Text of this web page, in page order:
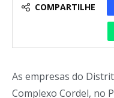
COMPARTILHE
As empresas do
Complexo Cordel, no